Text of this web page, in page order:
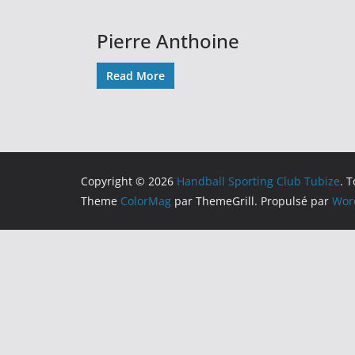
Pierre Anthoine
Read More
Copyright © 2026 Handball Sporting Club Tubize.
Theme ColorMag par ThemeGrill. Propulsé par